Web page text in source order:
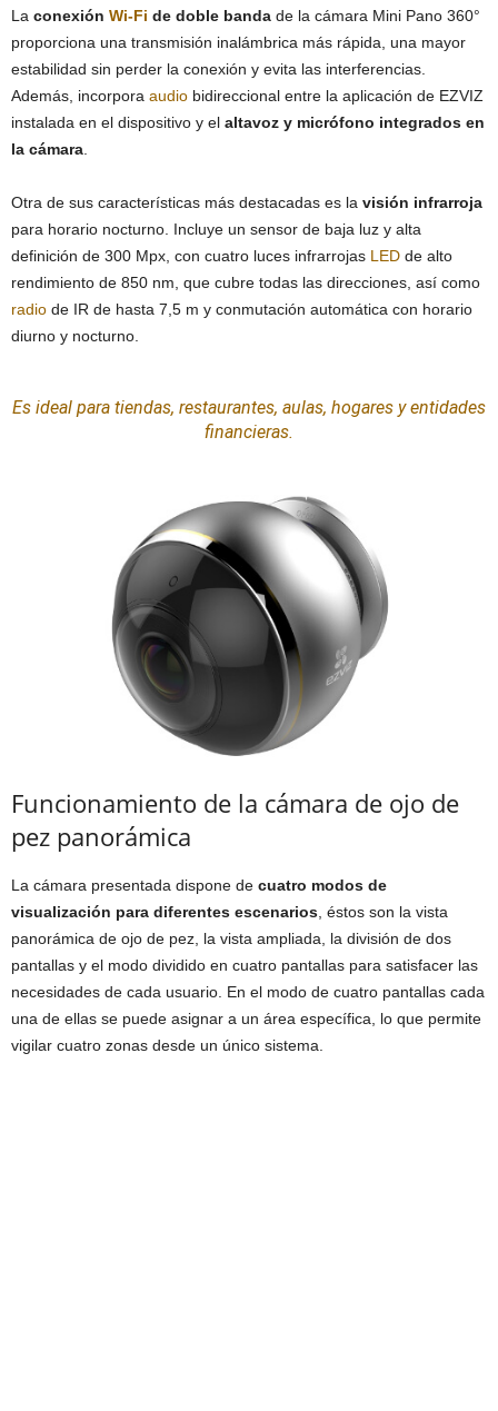
La conexión Wi-Fi de doble banda de la cámara Mini Pano 360°
proporciona una transmisión inalámbrica más rápida, una mayor
estabilidad sin perder la conexión y evita las interferencias.
Además, incorpora audio bidireccional entre la aplicación de EZVIZ
instalada en el dispositivo y el altavoz y micrófono integrados en
la cámara
Otra de sus características más destacadas es la visión infrarroja
para horario nocturno. Incluye un sensor de baja luz y alta
definición de 300 Mpx, con cuatro luces infrarrojas LED de alto
rendimiento de 850 nm, que cubre todas las direcciones, así como
radio de IR de hasta 7,5 m y conmutación automática con horario
diurno y nocturno.
Es ideal para tiendas, restaurantes, aulas, hogares y entidades
financieras.
Funcionamiento de la cámara de ojo de
pez panorámica
La cámara presentada dispone de cuatro modos de
visualización para diferentes escenarios , éstos son la vista
panorámica de ojo de pez, la vista ampliada, la división de dos
pantallas y el modo dividido en cuatro pantallas para satisfacer las
necesidades de cada usuario. En el modo de cuatro pantallas cada
una de ellas se puede asignar a un área específica, lo que permite
vigilar cuatro zonas desde un único sistema.